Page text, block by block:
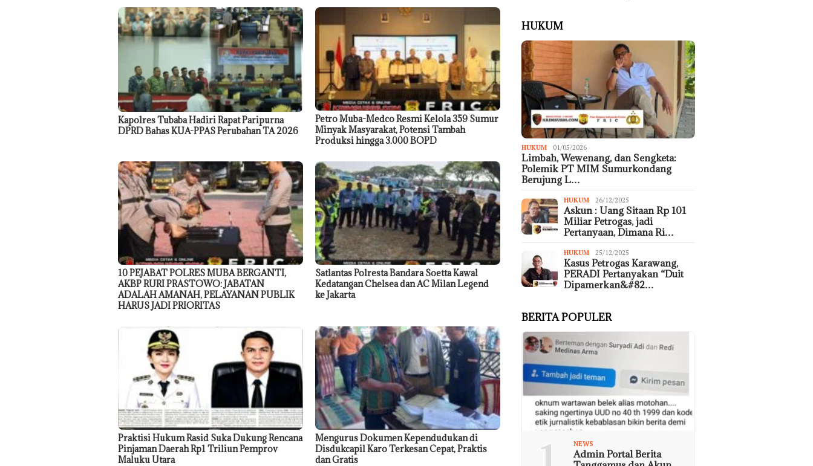
Kapolres Tubaba Hadiri Rapat Paripurna
DPRD Bahas KUA-PPAS Perubahan TA 2026
Petro Muba-Medco Resmi Kelola 359 Sumur
Minyak Masyarakat, Potensi Tambah
Produksi hingga 3.000 BOPD
10 PEJABAT POLRES MUBA BERGANTI,
AKBP RURI PRASTOWO: JABATAN
ADALAH AMANAH, PELAYANAN PUBLIK
HARUS JADI PRIORITAS
Satlantas Polresta Bandara Soetta Kawal
Kedatangan Chelsea dan AC Milan Legend
ke Jakarta
Praktisi Hukum Rasid Suka Dukung Rencana
Pinjaman Daerah Rp1 Triliun Pemprov
Maluku Utara
Mengurus Dokumen Kependudukan di
Disdukcapil Karo Terkesan Cepat, Praktis
dan Gratis
HUKUM
HUKUM 01/05/2026
Limbah, Wewenang, dan Sengketa:
Polemik PT MIM Sumurkondang
Berujung L…
HUKUM 26/12/2025
Askun : Uang Sitaan Rp 101
Miliar Petrogas, jadi
Pertanyaan, Dimana Ri…
HUKUM 25/12/2025
Kasus Petrogas Karawang,
PERADI Pertanyakan “Duit
Dipamerkan&#82…
BERITA POPULER
NEWS
Admin Portal Berita